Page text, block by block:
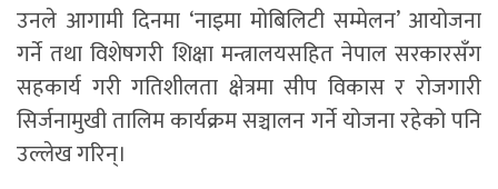
उनले आगामी दिनमा ‘नाइमा मोबिलिटी सम्मेलन’ आयोजना
गर्ने तथा विशेषगरी शिक्षा मन्त्रालयसहित नेपाल सरकारसँग
सहकार्य गरी गतिशीलता क्षेत्रमा सीप विकास र रोजगारी
सिर्जनामुखी तालिम कार्यक्रम सञ्चालन गर्ने योजना रहेको पनि
उल्लेख गरिन्।